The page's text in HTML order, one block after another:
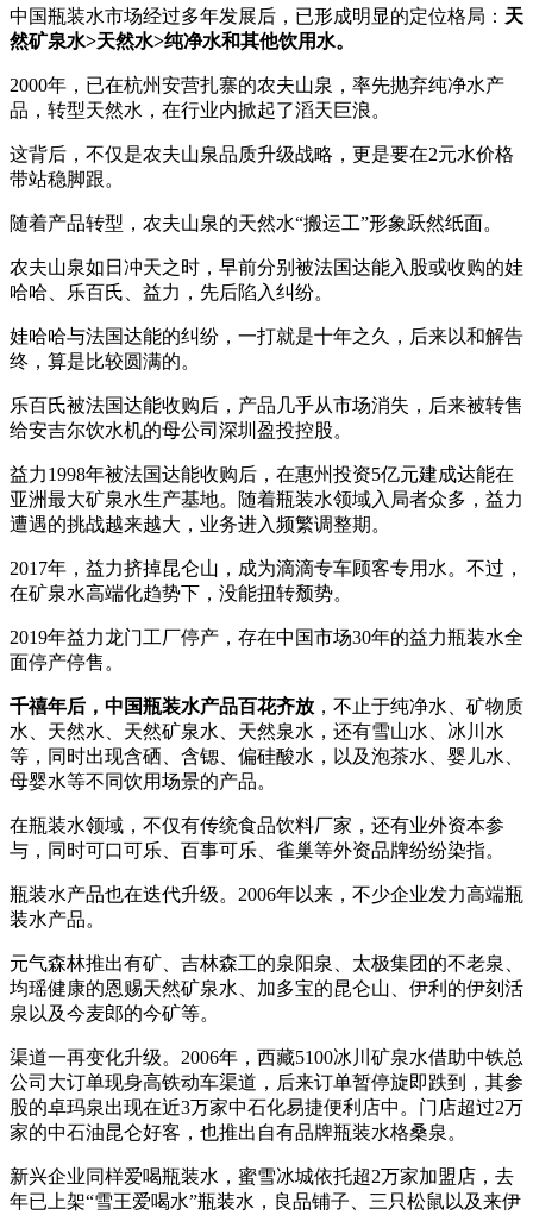
中国瓶装水市场经过多年发展后，已形成明显的定位格局： 天
然矿泉水>天然水>纯净水和其他饮用水。
2000年，已在杭州安营扎寨的农夫山泉，率先抛弃纯净水产
品，转型天然水，在行业内掀起了滔天巨浪。
这背后，不仅是农夫山泉品质升级战略，更是要在2元水价格
带站稳脚跟。
随着产品转型，农夫山泉的天然水“搬运工”形象跃然纸面。
农夫山泉如日冲天之时，早前分别被法国达能入股或收购的娃
哈哈、乐百氏、益力，先后陷入纠纷。
娃哈哈与法国达能的纠纷，一打就是十年之久，后来以和解告
终，算是比较圆满的。
乐百氏被法国达能收购后，产品几乎从市场消失，后来被转售
给安吉尔饮水机的母公司深圳盈投控股。
益力1998年被法国达能收购后，在惠州投资5亿元建成达能在
亚洲最大矿泉水生产基地。随着瓶装水领域入局者众多，益力
遭遇的挑战越来越大，业务进入频繁调整期。
2017年，益力挤掉昆仑山，成为滴滴专车顾客专用水。不过，
在矿泉水高端化趋势下，没能扭转颓势。
2019年益力龙门工厂停产，存在中国市场30年的益力瓶装水全
面停产停售。
千禧年后，中国瓶装水产品百花齐放 ，不止于纯净水、矿物质
水、天然水、天然矿泉水、天然泉水，还有雪山水、冰川水
等，同时出现含硒、含锶、偏硅酸水，以及泡茶水、婴儿水、
母婴水等不同饮用场景的产品。
在瓶装水领域，不仅有传统食品饮料厂家，还有业外资本参
与，同时可口可乐、百事可乐、雀巢等外资品牌纷纷染指。
瓶装水产品也在迭代升级。2006年以来，不少企业发力高端瓶
装水产品。
元气森林推出有矿、吉林森工的泉阳泉、太极集团的不老泉、
均瑶健康的恩赐天然矿泉水、加多宝的昆仑山、伊利的伊刻活
泉以及今麦郎的今矿等。
渠道一再变化升级。2006年，西藏5100冰川矿泉水借助中铁总
公司大订单现身高铁动车渠道，后来订单暂停旋即跌到，其参
股的卓玛泉出现在近3万家中石化易捷便利店中。门店超过2万
家的中石油昆仑好客，也推出自有品牌瓶装水格桑泉。
新兴企业同样爱喝瓶装水，蜜雪冰城依托超2万家加盟店，去
年已上架“雪王爱喝水”瓶装水，良品铺子、三只松鼠以及来伊